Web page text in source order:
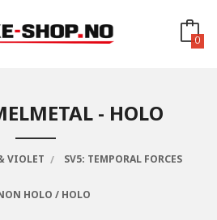
0
- HOLO
VIOLET SV5: TEMPORAL FORCES
HOLO / HOLO